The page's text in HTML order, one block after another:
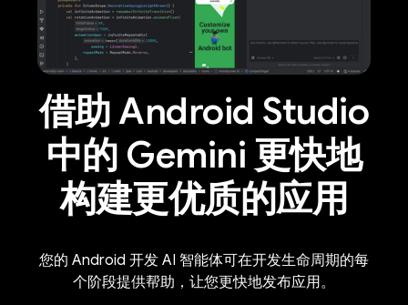
借助 Android Studio
中的 Gemini 更快地
构建更优质的应用
您的 Android 开发 AI 智能体可在开发生命周期的每
个阶段提供帮助，让您更快地发布应用。